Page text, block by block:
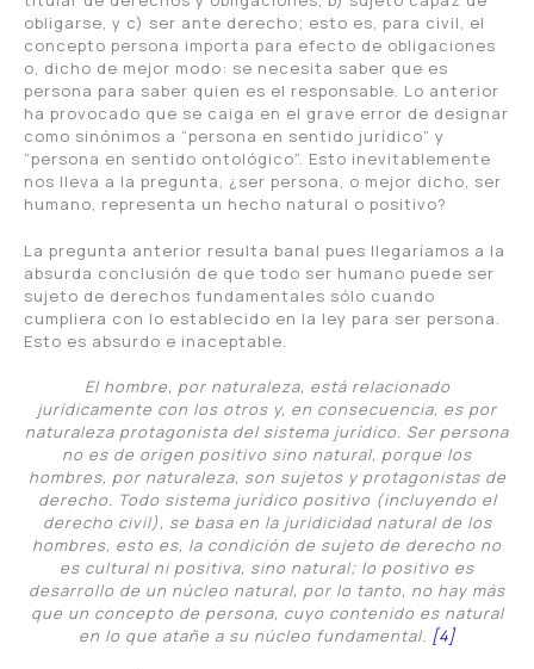
obligarse, y c) ser ante derecho; esto es, para civil, el
concepto persona importa para efecto de obligaciones
o, dicho de mejor modo: se necesita saber que es
persona para saber quien es el responsable. Lo anterior
ha provocado que se caiga en el grave error de designar
como sinónimos a “persona en sentido jurídico” y
“persona en sentido ontológico”. Esto inevitablemente
nos lleva a la pregunta, ¿ser persona, o mejor dicho, ser
humano, representa un hecho natural o positivo?
La pregunta anterior resulta banal pues llegaríamos a la
absurda conclusión de que todo ser humano puede ser
sujeto de derechos fundamentales sólo cuando
cumpliera con lo establecido en la ley para ser persona.
Esto es absurdo e inaceptable.
El hombre, por naturaleza, está relacionado
jurídicamente con los otros y, en consecuencia, es por
naturaleza protagonista del sistema jurídico. Ser persona
no es de origen positivo sino natural, porque los
hombres, por naturaleza, son sujetos y protagonistas de
derecho. Todo sistema jurídico positivo (incluyendo el
derecho civil), se basa en la juridicidad natural de los
hombres, esto es, la condición de sujeto de derecho no
es cultural ni positiva, sino natural; lo positivo es
desarrollo de un núcleo natural, por lo tanto, no hay más
que un concepto de persona, cuyo contenido es natural
en lo que atañe a su núcleo fundamental. [4]